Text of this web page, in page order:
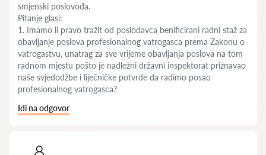
smjenski poslovođa.
Pitanje glasi:
1. Imamo li pravo tražit od poslodavca benificirani radni staž za
obavljanje poslova profesionalnog vatrogasca prema Zakonu o
vatrogastvu, unatrag za sve vrijeme obavljanja poslova na tom
radnom mjestu pošto je nadležni državni inspektorat priznavao
naše svjedodžbe i liječničke potvrde da radimo posao
profesionalnog vatrogasca?
Idi na odgovor